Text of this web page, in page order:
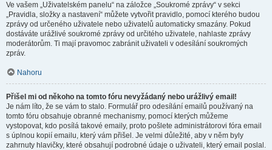
Ve vašem „Uživatelském panelu“ na záložce „Soukromé zprávy“ v sekci
„Pravidla, složky a nastavení“ můžete vytvořit pravidlo, pomocí kterého budou
zprávy od určeného uživatele nebo uživatelů automaticky smazány. Pokud
dostáváte urážlivé soukromé zprávy od určitého uživatele, nahlaste zprávy
moderátorům. Ti mají pravomoc zabránit uživateli v odesílání soukromých
zpráv.
Nahoru
Přišel mi od někoho na tomto fóru nevyžádaný nebo urážlivý email!
Je nám líto, že se vám to stalo. Formulář pro odesílání emailů používaný na
tomto fóru obsahuje obranné mechanismy, pomocí kterých můžeme
vystopovat, kdo posílá takové emaily, proto pošlete administrátorovi fóra email
s úplnou kopií emailu, který vám přišel. Je velmi důležité, aby v něm byly
zahrnuty hlavičky, které obsahují podrobné údaje o uživateli, který email poslal.